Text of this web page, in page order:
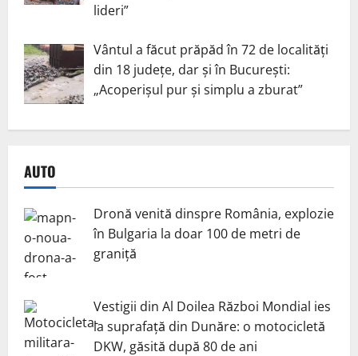
lideri”
Vântul a făcut prăpăd în 72 de localități
din 18 județe, dar și în București:
„Acoperișul pur și simplu a zburat”
AUTO
Dronă venită dinspre România, explozie
în Bulgaria la doar 100 de metri de
graniță
Vestigii din Al Doilea Război Mondial ies
la suprafață din Dunăre: o motocicletă
DKW, găsită după 80 de ani